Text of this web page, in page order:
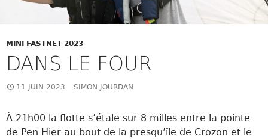
MINI FASTNET 2023
DANS LE FOUR
11 JUIN 2023 SIMON JOURDAN
À 21h00 la flotte s’étale sur 8 milles entre la pointe
de Pen Hier au bout de la presqu’île de Crozon et le